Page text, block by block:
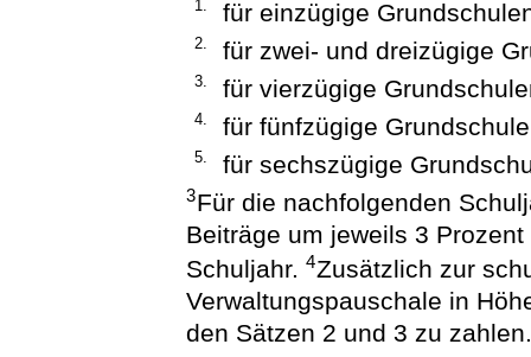
1. für einzügige
2. für zwei- und dreizügige
3. für vierzügige
4. für fünfzügige
5. für sechszügige
3Für die nachfolgenden
Beiträge um jeweils 3
Schuljahr.4Zusätzlich zur
Verwaltungspauschale in
den Sätzen 2 und 3 zu